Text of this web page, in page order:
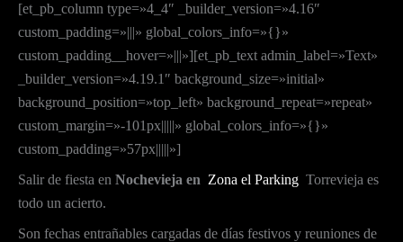
[et_pb_column type=»4_4″ _builder_version=»4.16″
custom_padding=»|||» global_colors_info=»{}»
custom_padding__hover=»|||»][et_pb_text admin_label=»Text»
_builder_version=»4.19.1″ background_size=»initial»
background_position=»top_left» background_repeat=»repeat»
custom_margin=»-101px|||||» global_colors_info=»{}»
custom_padding=»57px|||||»]
Salir de fiesta en Nochevieja en Zona el Parking Torrevieja es
todo un acierto.
Son fechas entrañables cargadas de días festivos y reuniones de